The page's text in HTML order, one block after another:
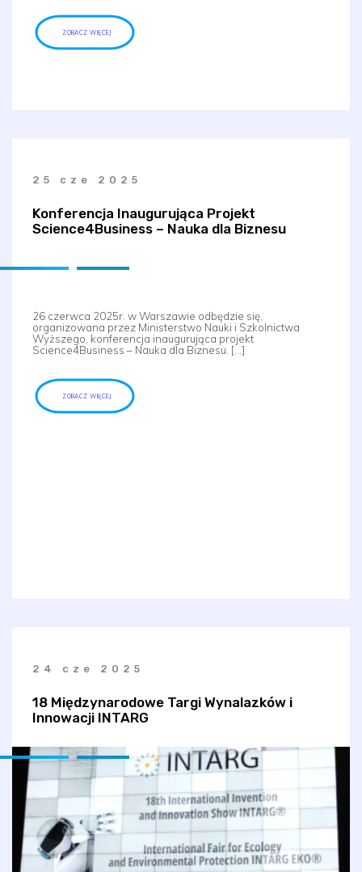
ZOBACZ WIĘCEJ
25 cze 2025
Konferencja Inaugurująca Projekt
Science4Business – Nauka dla Biznesu
26 czerwca 2025r. w Warszawie odbędzie się,
organizowana przez Ministerstwo Nauki i Szkolnictwa
Wyższego, konferencja inaugurująca projekt
Science4Business – Nauka dla Biznesu. […]
ZOBACZ WIĘCEJ
24 cze 2025
18 Międzynarodowe Targi Wynalazków i
Innowacji INTARG